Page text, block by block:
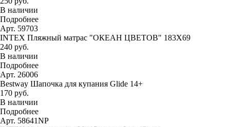
В наличии
Подробнее
Арт. 59703
INTEX Пляжный матрас "ОКЕАН ЦВЕТОВ" 183Х69
240 руб.
В наличии
Подробнее
Арт. 26006
Bestway Шапочка для купания Glide 14+
170 руб.
В наличии
Подробнее
Арт. 58641NP